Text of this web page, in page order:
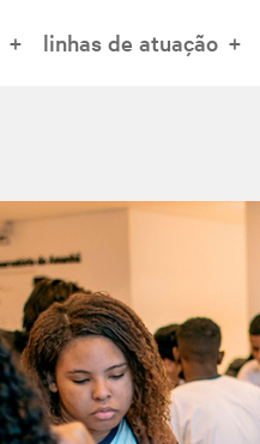
linhas de atuação